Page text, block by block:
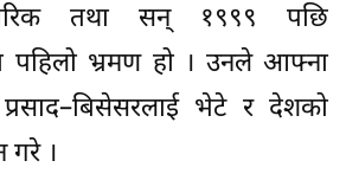
तथा सन् १९९९ पछि
पहिलो भ्रमण हो । उनले आफ्ना
भेटे र देशको
गरे ।